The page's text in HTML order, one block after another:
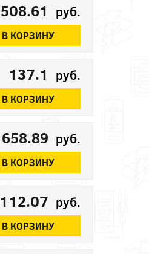
508.61 руб.
В КОРЗИНУ
137.1 руб.
В КОРЗИНУ
658.89 руб.
В КОРЗИНУ
112.07 руб.
В КОРЗИНУ